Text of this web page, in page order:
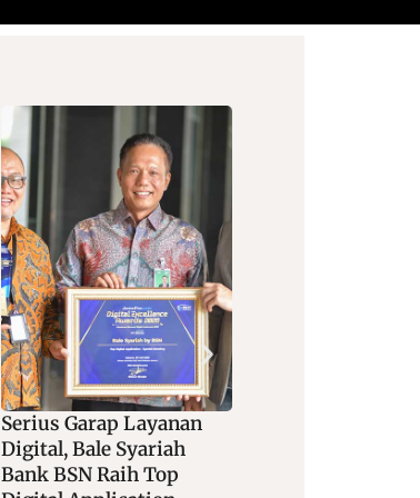
Dorong Digitalisasi
Industri Fesyen, BTN
Hadir Di Panggung IFW